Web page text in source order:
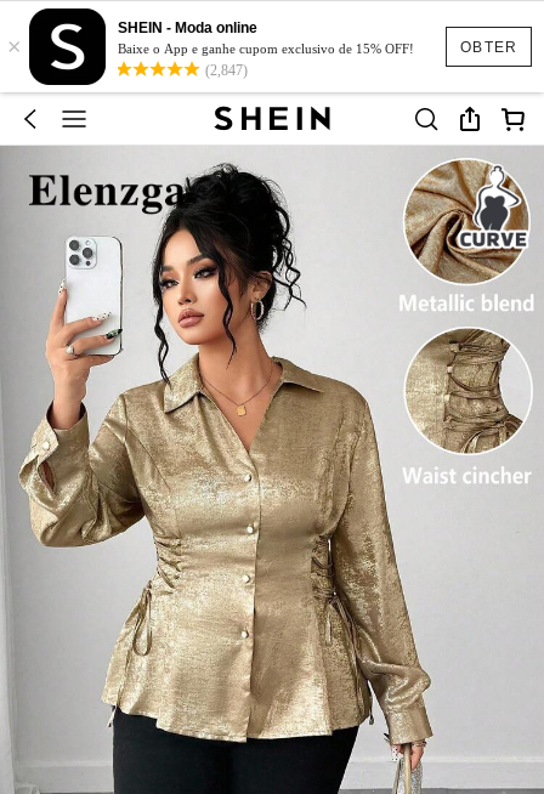
OBTER
×
SHEIN - Moda online
Baixe o App e ganhe cupom exclusivo de 15% OFF!
(2,847)